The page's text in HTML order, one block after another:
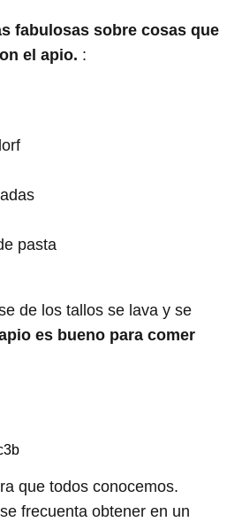
fabulosas sobre cosas que
el apio. :
pasta
de los tallos se lava y se
es bueno para comer
que todos conocemos.
frecuenta obtener en un